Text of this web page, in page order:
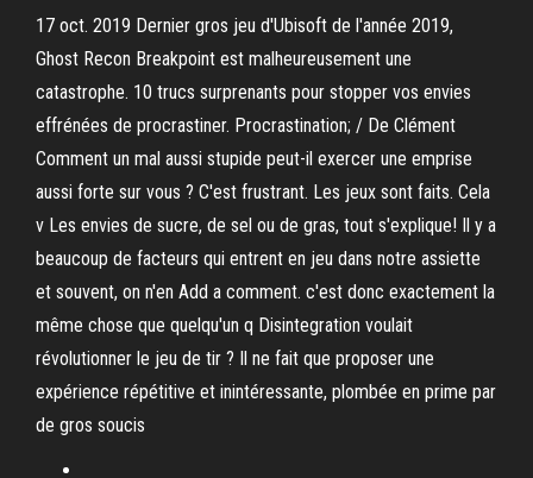
17 oct. 2019 Dernier gros jeu d'Ubisoft de l'année 2019,
Ghost Recon Breakpoint est malheureusement une
catastrophe. 10 trucs surprenants pour stopper vos envies
effrénées de procrastiner. Procrastination; / De Clément
Comment un mal aussi stupide peut-il exercer une emprise
aussi forte sur vous ? C'est frustrant. Les jeux sont faits. Cela
v Les envies de sucre, de sel ou de gras, tout s'explique! Il y a
beaucoup de facteurs qui entrent en jeu dans notre assiette
et souvent, on n'en Add a comment. c'est donc exactement la
même chose que quelqu'un q Disintegration voulait
révolutionner le jeu de tir ? Il ne fait que proposer une
expérience répétitive et inintéressante, plombée en prime par
de gros soucis